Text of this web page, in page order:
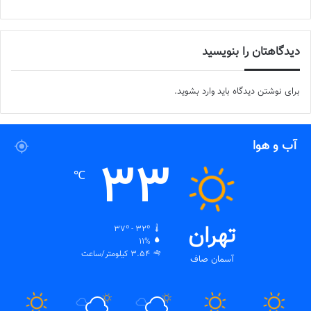
دیدگاهتان را بنویسید
برای نوشتن دیدگاه باید وارد بشوید.
آب و هوا
تهران
آسمان صاف
33
℃
37º - 32º
11%
3.54 کیلومتر/ساعت